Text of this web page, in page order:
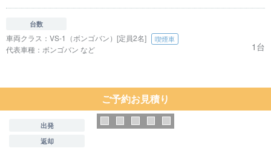
台数
車両クラス： VS-1（ボンゴバン）[定員2名] 喫煙車
代表車種： ボンゴバン など 1台
ご予約お見積り
出発
返却